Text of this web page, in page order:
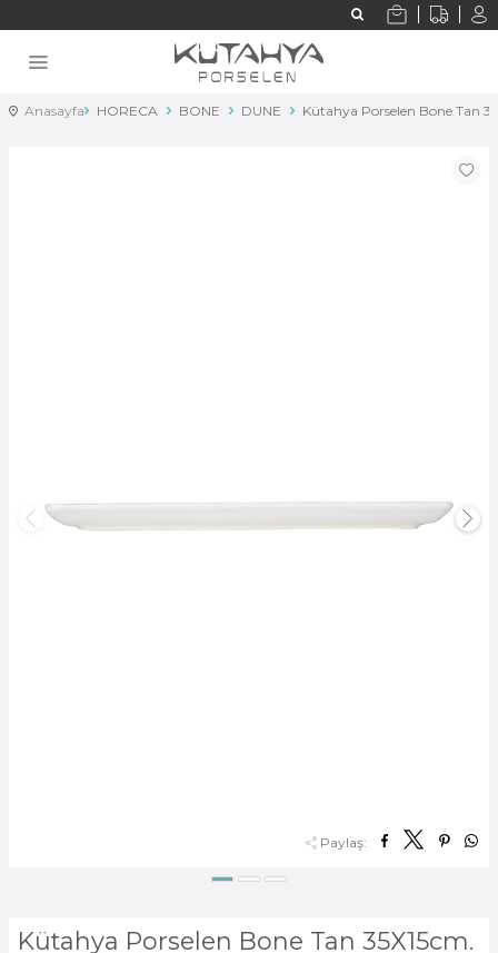
Anasayfa HORECA BONE DUNE Kütahya Porselen Bone Tan
Paylaş:
Kütahya Porselen Bone Tan 35X15cm.